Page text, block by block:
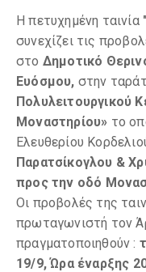
Η πετυχημένη ταινία
συνεχίζει τις
στο Δημοτικό
Ευόσμου, στην
Πολυλειτουργικού
Μοναστηρίου» το
Ελευθερίου
Παρατσίκογλου &
προς την οδό
Οι προβολές της
πρωταγωνιστή τον
πραγματοποιηθούν :
19/9, Ώρα έναρξης